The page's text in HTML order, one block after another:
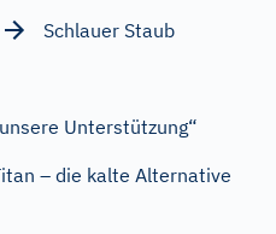
Schlauer Staub
Unterstützung“
– die kalte Alternative